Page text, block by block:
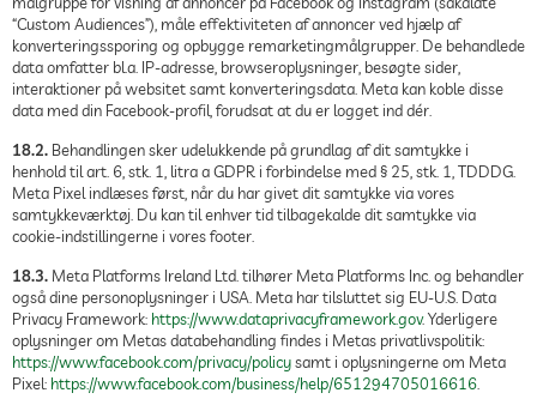
“Custom Audiences”), måle effektiviteten af annoncer ved hjælp af
konverteringssporing og opbygge remarketingmålgrupper. De behandlede
data omfatter bl.a. IP-adresse, browseroplysninger, besøgte sider,
interaktioner på websitet samt konverteringsdata. Meta kan koble disse
data med din Facebook-profil, forudsat at du er logget ind dér.
18.2. Behandlingen sker udelukkende på grundlag af dit samtykke i
henhold til art. 6, stk. 1, litra a GDPR i forbindelse med § 25, stk. 1, TDDDG.
Meta Pixel indlæses først, når du har givet dit samtykke via vores
samtykkeværktøj. Du kan til enhver tid tilbagekalde dit samtykke via
cookie-indstillingerne i vores footer.
18.3. Meta Platforms Ireland Ltd. tilhører Meta Platforms Inc. og behandler
også dine personoplysninger i USA. Meta har tilsluttet sig EU-U.S. Data
Privacy Framework: https://www.dataprivacyframework.gov. Yderligere
oplysninger om Metas databehandling findes i Metas privatlivspolitik:
https://www.facebook.com/privacy/policysamt i oplysningerne om Meta
Pixel: https://www.facebook.com/business/help/651294705016616